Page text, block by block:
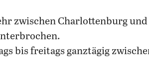
zwischen Charlottenburg und
bis freitags ganztägig